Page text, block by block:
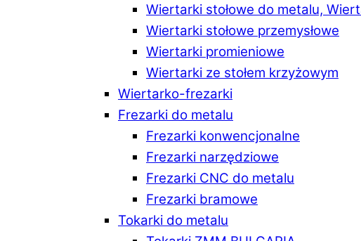
Wiertarki stołowe do metalu,
Wiertarki stołowe przemysłowe
Wiertarki promieniowe
Wiertarki ze stołem krzyżowym
Wiertarko-frezarki
Frezarki do metalu
Frezarki konwencjonalne
Frezarki narzędziowe
Frezarki CNC do metalu
Frezarki bramowe
Tokarki do metalu